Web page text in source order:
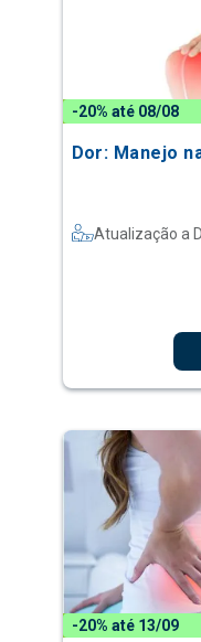
-20% até 08/08
Dor: Manejo
Atualização a
-20% até 13/09